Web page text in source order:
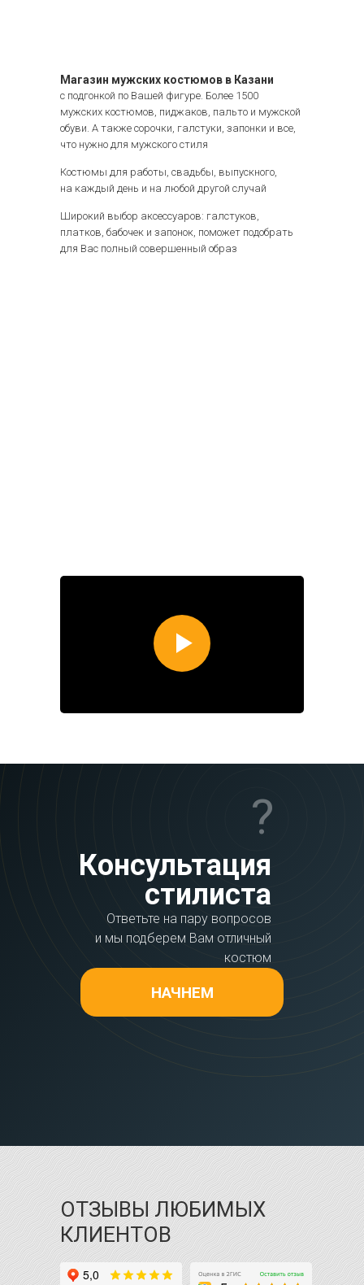
с подгонкой по Вашей фигуре. Более 1500
мужских костюмов, пиджаков, пальто и мужской
обуви. А также сорочки, галстуки, запонки и все,
что нужно для мужского стиля
Костюмы для работы, свадьбы, выпускного,
на каждый день и на любой другой случай
Широкий выбор аксессуаров: галстуков,
платков, бабочек и запонок, поможет подобрать
для Вас полный совершенный образ
Магазин мужских костюмов в Казани
?
Консультация
стилиста
Ответьте на пару вопросов
и мы подберем Вам отличный
костюм
НАЧНЕМ
ОТЗЫВЫ ЛЮБИМЫХ
КЛИЕНТОВ